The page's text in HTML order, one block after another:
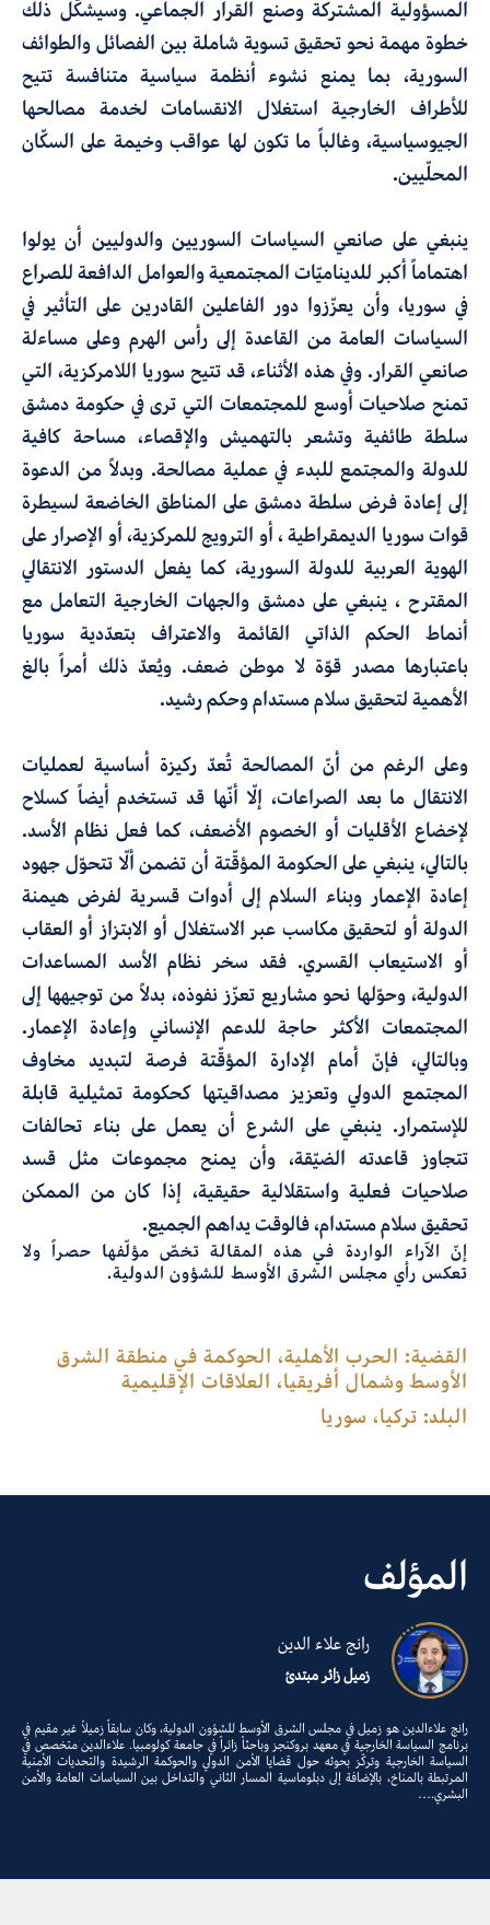
المسؤولية المشتركة وصنع القرار الجماعي. وسيشكّل ذلك
خطوة مهمة نحو تحقيق تسوية شاملة بين الفصائل والطوائف
السورية، بما يمنع نشوء أنظمة سياسية متنافسة تتيح
للأطراف الخارجية استغلال الانقسامات لخدمة مصالحها
الجيوسياسية، وغالباً ما تكون لها عواقب وخيمة على السكّان
المحلّيين.
ينبغي على صانعي السياسات السوريين والدوليين أن يولوا
اهتماماً أكبر للديناميّات المجتمعية والعوامل الدافعة للصراع
في سوريا، وأن يعزّزوا دور الفاعلين القادرين على التأثير في
السياسات العامة من القاعدة إلى رأس الهرم وعلى مساءلة
صانعي القرار. وفي هذه الأثناء، قد تتيح سوريا اللامركزية، التي
تمنح صلاحيات أوسع للمجتمعات التي ترى في حكومة دمشق
سلطة طائفية وتشعر بالتهميش والإقصاء، مساحة كافية
للدولة والمجتمع للبدء في عملية مصالحة. وبدلاً من الدعوة
إلى إعادة فرض سلطة دمشق على المناطق الخاضعة لسيطرة
قوات سوريا الديمقراطية، أو الترويج للمركزية، أو الإصرار على
الهوية العربية للدولة السورية،كما يفعل الدستور الانتقالي
المقترح ،ينبغي على دمشق والجهات الخارجية التعامل مع
أنماط الحكم الذاتي القائمة والاعتراف بتعدّدية سوريا
باعتبارها مصدر قوّة لا موطن ضعف. ويُعدّ ذلك أمراً بالغ
الأهمية لتحقيق سلام مستدام وحكم رشيد.
وعلى الرغم من أنّ المصالحة تُعدّ ركيزة أساسية لعمليات
الانتقال ما بعد الصراعات، إلّا أنّها قد تستخدم أيضاً كسلاح
لإخضاع الأقليات أو الخصوم الأضعف، كما فعل نظام الأسد.
بالتالي، ينبغي على الحكومة المؤقّتة أن تضمن ألّا تتحوّل جهود
إعادة الإعمار وبناء السلام إلى أدوات قسرية لفرض هيمنة
الدولة أو لتحقيق مكاسب عبر الاستغلال أو الابتزاز أو العقاب
أو الاستيعاب القسري.فقد سخر نظام الأسد المساعدات
الدولية،وحوّلها نحو مشاريع تعزّز نفوذه، بدلاً من توجيهها إلى
المجتمعات الأكثر حاجة للدعم الإنساني وإعادة الإعمار.
وبالتالي، فإنّ أمام الإدارة المؤقّتة فرصة لتبديد مخاوف
المجتمع الدولي وتعزيز مصداقيتها كحكومة تمثيلية قابلة
للإستمرار. ينبغي على الشرع أن يعمل على بناء تحالفات
تتجاوز قاعدته الضيّقة، وأن يمنح مجموعات مثل قسد
صلاحيات فعلية واستقلالية حقيقية، إذا كان من الممكن
تحقيق سلام مستدام، فالوقت يداهم الجميع.
إنّ الآراء الواردة في هذه المقالة تخصّ مؤلّفها حصراً ولا
تعكس رأي مجلس الشرق الأوسط للشؤون الدولية.
القضية: الحرب الأهلية، الحوكمة في منطقة الشرق
الأوسط وشمال أفريقيا، العلاقات الإقليمية
البلد: تركيا، سوريا
المؤلف
رانج علاء الدين
زميل زائر مبتدئ
رانج علاءالدين هو زميل في مجلس الشرق الأوسط للشؤون الدولية، وكان سابقاً زميلاً غير مقيم في
برنامج السياسة الخارجية في معهد بروكنجز وباحثاً زائراً في جامعة كولومبيا. علاءالدين متخصص في
السياسة الخارجية وتركّز بحوثه حول قضايا الأمن الدولي والحوكمة الرشيدة والتحديات الأمنية
المرتبطة بالمناخ، بالإضافة إلى دبلوماسية المسار الثاني والتداخل بين السياسات العامة والأمن
البشري.…